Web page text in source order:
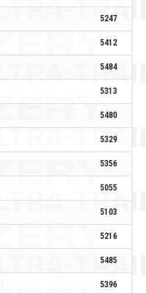
5247
5412
5484
5313
5480
5329
5356
5055
5103
5216
5485
5396